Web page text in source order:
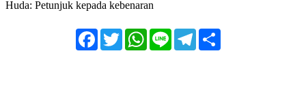
Huda: Petunjuk kepada kebenaran
FacebookTwitterWhatsApp
Line Telegram